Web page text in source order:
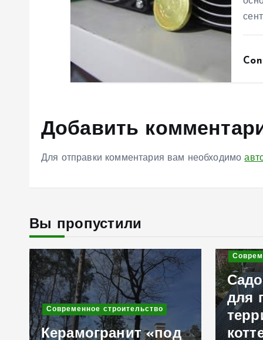
Добавить
Для отправки комментария вам необходимо
Вы пропустили
Современное строительство
Керамогранит «под
для